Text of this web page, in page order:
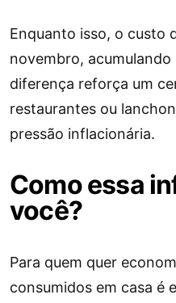
Enquanto isso, o custo
novembro, acumulando
diferença reforça um
restaurantes ou
pressão inflacionária.
Como essa
você?
Para quem quer
consumidos em casa é